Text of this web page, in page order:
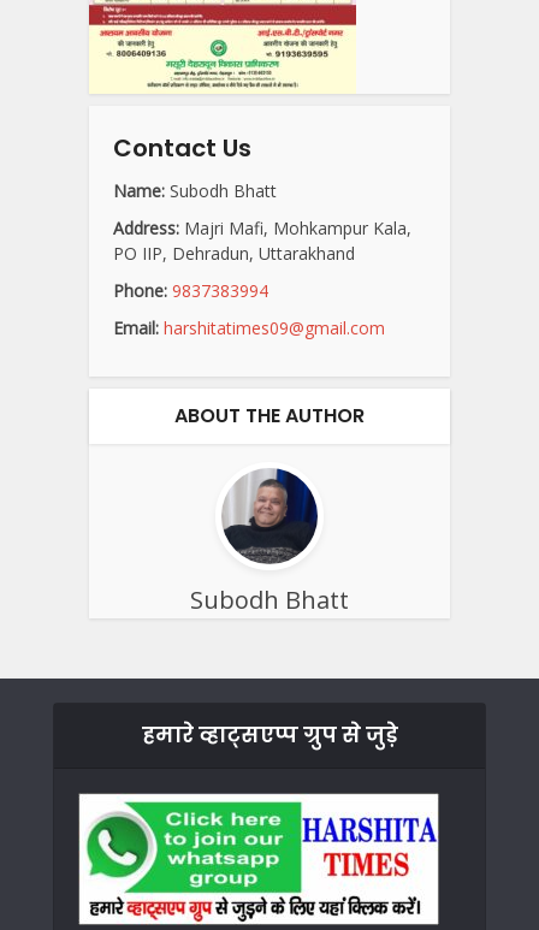
Contact Us
Name: Subodh Bhatt
Address: Majri Mafi, Mohkampur Kala,
PO IIP, Dehradun, Uttarakhand
Phone: 9837383994
Email: harshitatimes09@gmail.com
ABOUT THE AUTHOR
Subodh Bhatt
हमारे व्हाट्सएप्प ग्रुप से जुड़े